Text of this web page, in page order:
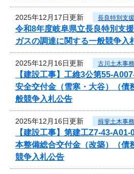
2025年12月17日更新 長良特別支
令和8年度岐阜県立長良特別支
ガスの調達に関する一般競争入
2025年12月16日更新 古川土木事
【建設工事】工維3公第55-
安全交付金（雪寒・大谷）（
般競争入札公告
2025年12月16日更新 揖斐土木事
【建設工事】第建工Z7-43-
本整備総合交付金（改築）（債
競争入札公告